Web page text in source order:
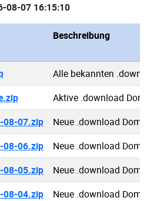
08-07 16:15:10
Beschreibung
Alle bekannten
Aktive .download
08-07.zip
Neue .download
08-06.zip
Neue .download
08-05.zip
Neue .download
08-04.zip
Neue .download